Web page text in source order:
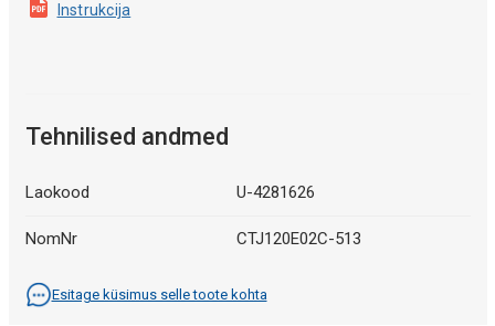
Instrukcija
Tehnilised andmed
Laokood U-4281626
NomNr CTJ120E02C-513
Esitage küsimus selle toote kohta